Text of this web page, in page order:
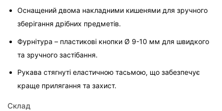
Оснащений двома накладними кишенями для зручного
зберігання дрібних предметів.
Фурнітура – пластикові кнопки Ø 9-10 мм для швидкого
та зручного застібання.
Рукава стягнуті еластичною тасьмою, що забезпечує
краще прилягання та захист.
Склад